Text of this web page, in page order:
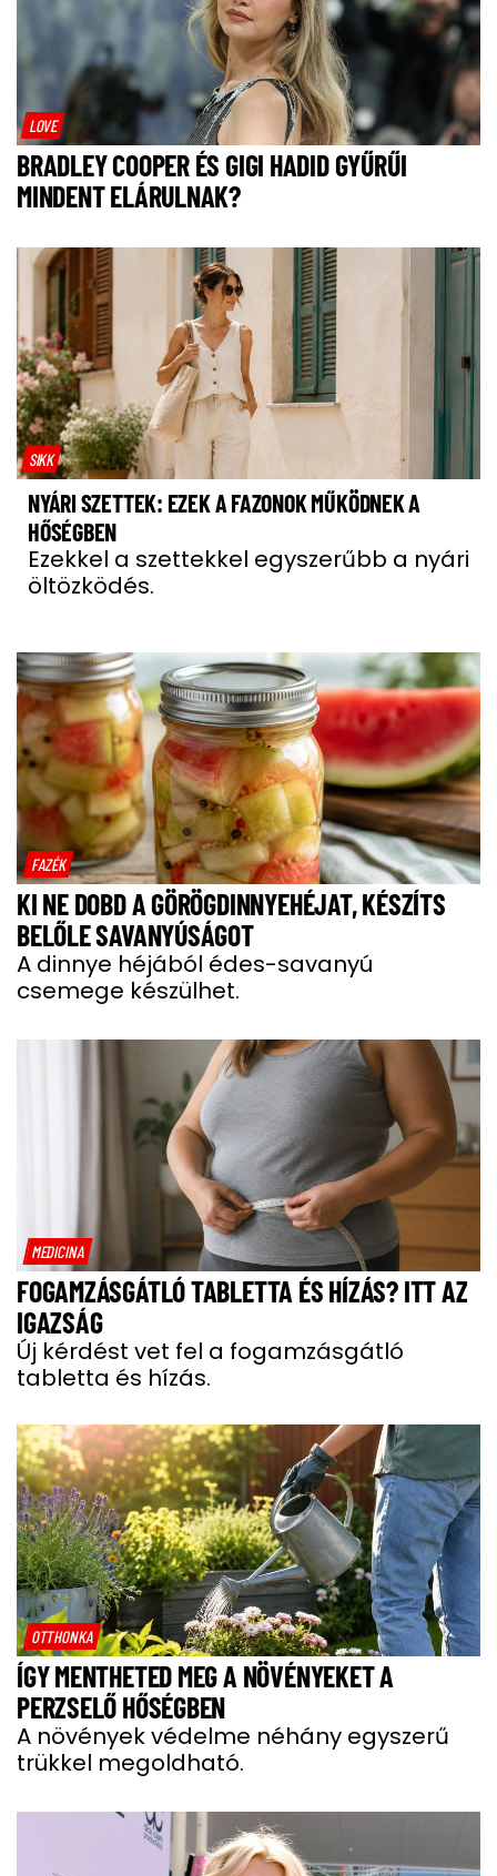
LOVE
BRADLEY COOPER ÉS GIGI HADID GYŰRŰI
MINDENT ELÁRULNAK?
SIKK
NYÁRI SZETTEK: EZEK A FAZONOK MŰKÖDNEK A
HŐSÉGBEN
Ezekkel a szettekkel egyszerűbb a nyári
öltözködés.
FAZÉK
KI NE DOBD A GÖRÖGDINNYEHÉJAT, KÉSZÍTS
BELŐLE SAVANYÚSÁGOT
A dinnye héjából édes-savanyú
csemege készülhet.
MEDICINA
FOGAMZÁSGÁTLÓ TABLETTA ÉS HÍZÁS? ITT AZ
IGAZSÁG
Új kérdést vet fel a fogamzásgátló
tabletta és hízás.
OTTHONKA
ÍGY MENTHETED MEG A NÖVÉNYEKET A
PERZSELŐ HŐSÉGBEN
A növények védelme néhány egyszerű
trükkel megoldható.